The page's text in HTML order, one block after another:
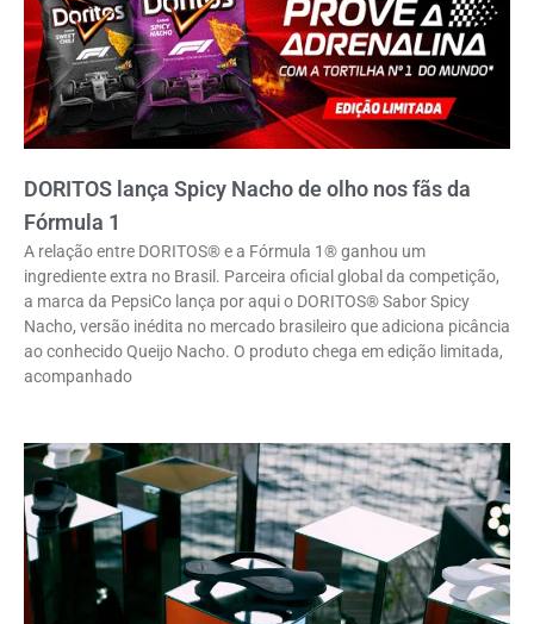
DORITOS lança Spicy Nacho de olho nos fãs da
Fórmula 1
A relação entre DORITOS® e a Fórmula 1® ganhou um
ingrediente extra no Brasil. Parceira oficial global da competição,
a marca da PepsiCo lança por aqui o DORITOS® Sabor Spicy
Nacho, versão inédita no mercado brasileiro que adiciona picância
ao conhecido Queijo Nacho. O produto chega em edição limitada,
acompanhado